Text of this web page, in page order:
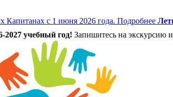
Капитанах с 1 июня 2026 года. Подробнее
2027 учебный год! Запишитесь на экскурсию